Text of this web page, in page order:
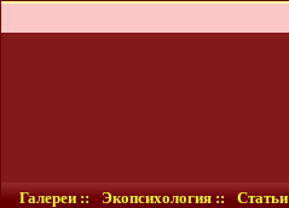
Галереи :: Экопсихология ::